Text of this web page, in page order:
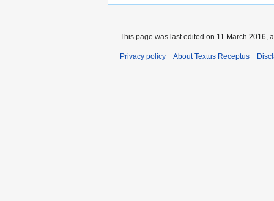
This page was last edited on 11 March 2016,
Privacy policy About Textus Receptus